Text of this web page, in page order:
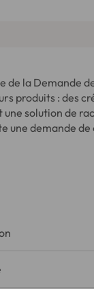
de la Demande
produits : des
une solution de
une demande